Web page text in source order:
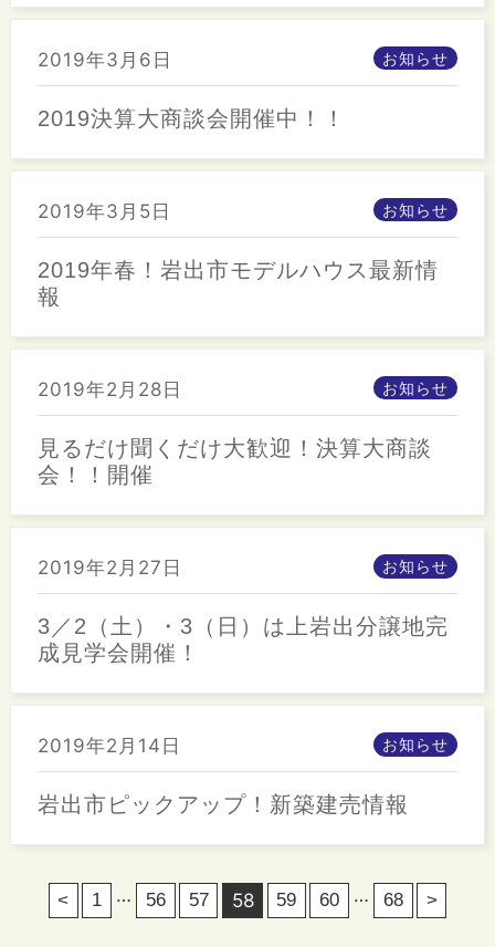
2019年3月6日 お知らせ
2019決算大商談会開催中！！
2019年3月5日 お知らせ
2019年春！岩出市モデルハウス最新情
報
2019年2月28日 お知らせ
見るだけ聞くだけ大歓迎！決算大商談
会！！開催
2019年2月27日 お知らせ
3／2（土）・3（日）は上岩出分譲地完
成見学会開催！
2019年2月14日 お知らせ
岩出市ピックアップ！新築建売情報
< 1 … 56 57 58 59 60 … 68 >